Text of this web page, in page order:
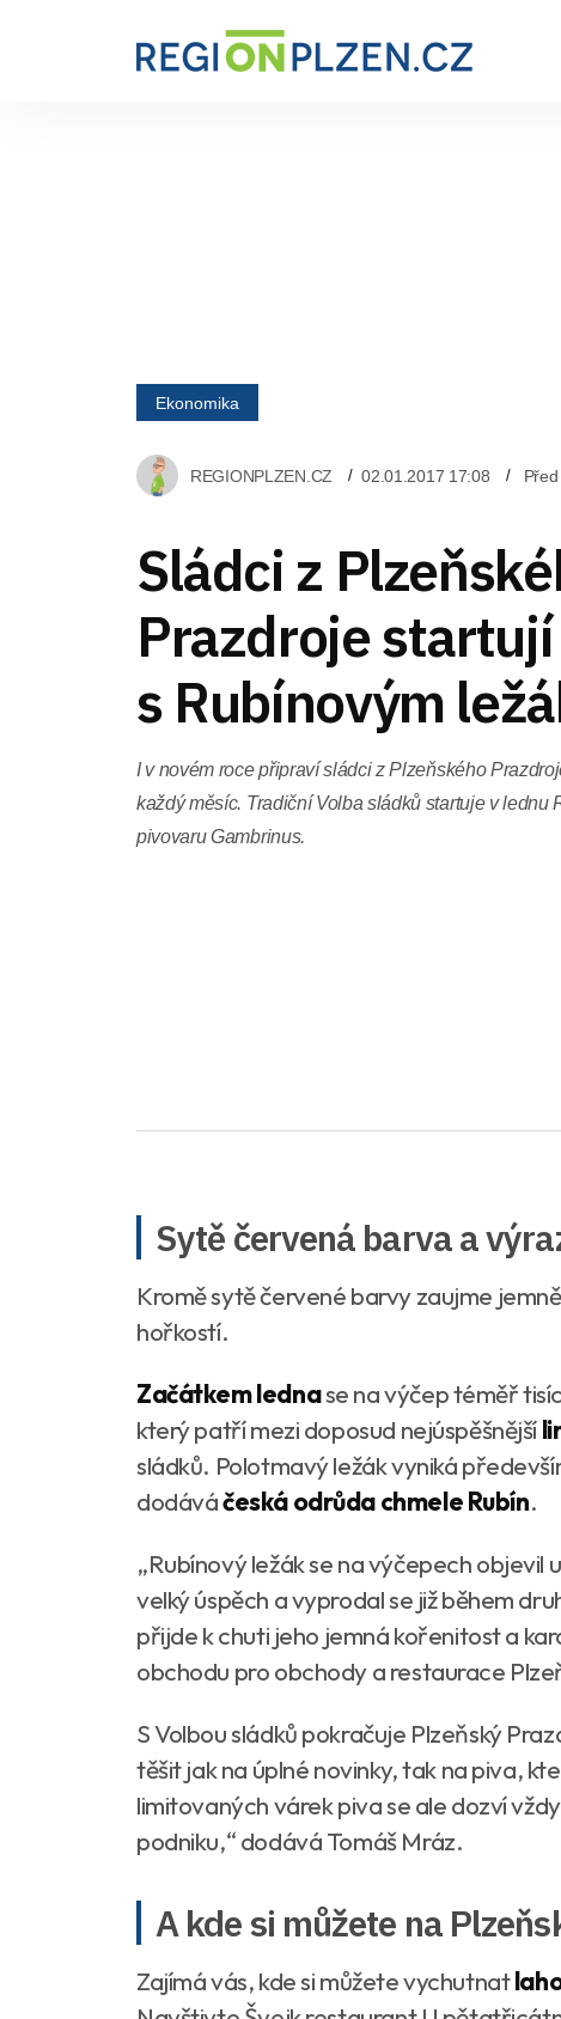
Ekonomika
REGIONPLZEN.CZ 02.01.2017 17:08
Sládci z
Prazdroje
s Rubínovým
I v novém roce připraví sládci z Plzeňského
každý měsíc. Tradiční Volba sládků startuje v lednu
pivovaru Gambrinus.
Sytě červená barva a
Kromě sytě červené barvy zaujme jemně
hořkostí.
Začátkem lednase na výčep téměř
který patří mezi doposud nejúspěšnější
sládků. Polotmavý ležák vyniká
dodáváčeská odrůda chmele Rubín.
„Rubínový ležák se na výčepech objevil
velký úspěch a vyprodal se již během
přijde k chuti jeho jemná kořenitost a
obchodu pro obchody a restaurace
S Volbou sládků pokračuje Plzeňský
těšit jak na úplné novinky, tak na piva,
limitovaných várek piva se ale dozví
podniku,“ dodává Tomáš Mráz.
A kde si můžete na
Zajímá vás, kde si můžete vychutnat